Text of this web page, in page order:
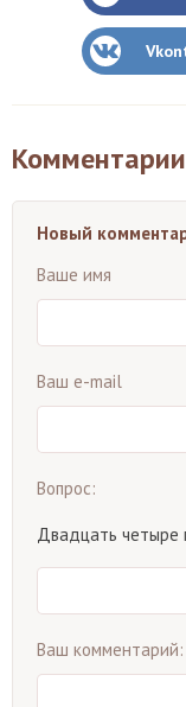
Комментарии
Новый
Ваше имя
Ваш e-mail
Вопрос:
Двадцать четыре
Ваш комментарий: